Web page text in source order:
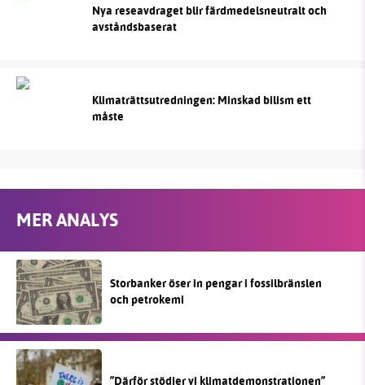
Nya reseavdraget blir färdmedelsneutralt och
avståndsbaserat
Klimaträttsutredningen: Minskad bilism ett
måste
MER ANALYS
Storbanker öser in pengar i fossilbränslen
och petrokemi
”Därför stödjer vi klimatdemonstrationen”